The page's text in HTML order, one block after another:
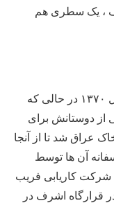
، یک سطری هم
اکبر خسروی متولد ۱۳۵۳ اهل نقده در سال ۱۳۷۰ در حالی که
یکی از دوستانش برای
عراق شد تا از آنجا
آن ها توسط
کاریابی فریب
قرارگاه اشرف در